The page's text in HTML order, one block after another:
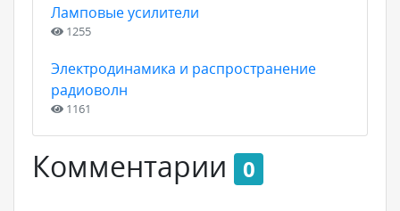
Ламповые усилители
1255
Электродинамика и распространение
радиоволн
1161
Комментарии 0